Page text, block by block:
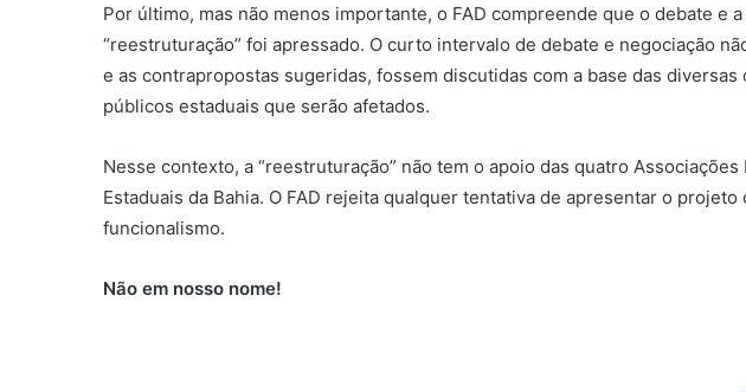
Por último, mas não menos importante, o FAD compreende que o debate e
“reestruturação” foi apressado. O curto intervalo de debate e negociação
e as contrapropostas sugeridas, fossem discutidas com a base das
públicos estaduais que serão afetados.
Nesse contexto, a “reestruturação” não tem o apoio das quatro
Estaduais da Bahia. O FAD rejeita qualquer tentativa de apresentar o
funcionalismo.
Não em nosso nome!